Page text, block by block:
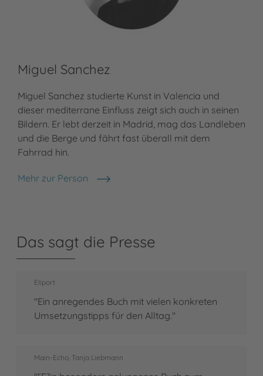
Miguel Sanchez
Miguel Sanchez studierte Kunst in Valencia und
dieser mediterrane Einfluss zeigt sich auch in seinen
Bildern. Er lebt derzeit in Madrid, mag das Landleben
und die Berge und fährt fast überall mit dem
Fahrrad hin.
Mehr zur Person
Miguel Sanchez
Das sagt die Presse
Eliport
"Ein anregendes Buch mit vielen konkreten
Umsetzungstipps für den Alltag."
Main-Echo, Tanja Liebmann